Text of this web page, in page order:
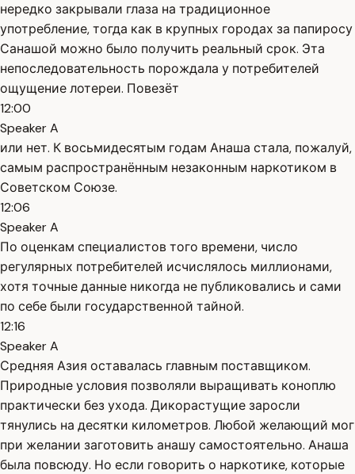
нередко закрывали глаза на традиционное
употребление, тогда как в крупных городах за папиросу
Санашой можно было получить реальный срок. Эта
непоследовательность порождала у потребителей
ощущение лотереи. Повезёт
12:00
Speaker A
или нет. К восьмидесятым годам Анаша стала, пожалуй,
самым распространённым незаконным наркотиком в
Советском Союзе.
12:06
Speaker A
По оценкам специалистов того времени, число
регулярных потребителей исчислялось миллионами,
хотя точные данные никогда не публиковались и сами
по себе были государственной тайной.
12:16
Speaker A
Средняя Азия оставалась главным поставщиком.
Природные условия позволяли выращивать коноплю
практически без ухода. Дикорастущие заросли
тянулись на десятки километров. Любой желающий мог
при желании заготовить анашу самостоятельно. Анаша
была повсюду. Но если говорить о наркотике, которые